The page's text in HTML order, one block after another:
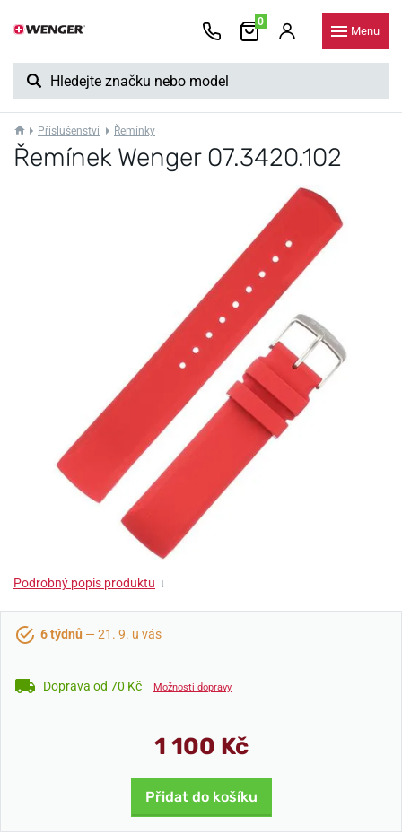
0
Menu
Příslušenství Řemínky
Řemínek Wenger 07.3420.102
Podrobný popis produktu ↓
6 týdnů — 21. 9. u vás
Doprava od 70 Kč Možnosti dopravy
1 100 Kč
Přidat do košíku